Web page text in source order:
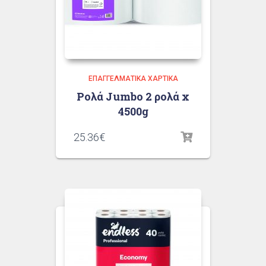
ΕΠΑΓΓΕΛΜΑΤΙΚΆ ΧΑΡΤΙΚΆ
Ρολά Jumbo 2 ρολά x
4500g
25.36€